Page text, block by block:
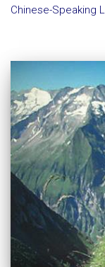
Chinese-Speaking